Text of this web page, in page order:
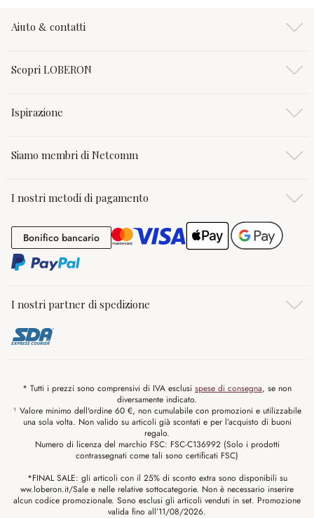
Aiuto & contatti
Scopri LOBERON
Ispirazione
Siamo membri di Netcomm
I nostri metodi di pagamento
Bonifico bancarioBonifico bancario
I nostri partner di spedizione
* Tutti i prezzi sono comprensivi di IVA esclusi spese di consegna, se non
diversamente indicato.
¹ Valore minimo dell'ordine 60 €, non cumulabile con promozioni e utilizzabile
una sola volta. Non valido su articoli già scontati e per l’acquisto di buoni
regalo.
Numero di licenza del marchio FSC: FSC-C136992 (Solo i prodotti
contrassegnati come tali sono certificati FSC)
*FINAL SALE: gli articoli con il 25% di sconto extra sono disponibili su
ww.loberon.it/Sale e nelle relative sottocategorie. Non è necessario inserire
alcun codice promozionale. Sono esclusi gli articoli venduti in set. Promozione
valida fino all’11/08/2026.